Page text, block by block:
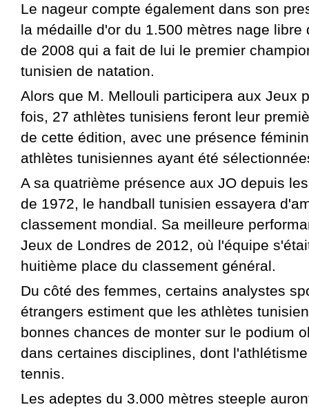
Le nageur compte également dans son
la médaille d'or du 1.500 mètres nage libre
de 2008 qui a fait de lui le premier
tunisien de natation.
Alors que M. Mellouli participera aux Jeux
fois, 27 athlètes tunisiens feront leur
de cette édition, avec une présence
athlètes tunisiennes ayant été
A sa quatrième présence aux JO depuis
de 1972, le handball tunisien essayera
classement mondial. Sa meilleure
Jeux de Londres de 2012, où l'équipe
huitième place du classement général.
Du côté des femmes, certains analystes
étrangers estiment que les athlètes
bonnes chances de monter sur le podium
dans certaines disciplines, dont
tennis.
Les adeptes du 3.000 mètres steeple